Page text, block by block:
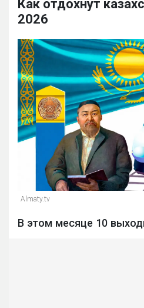
Как отдохнут
2026
Almaty.tv
В этом месяце 10